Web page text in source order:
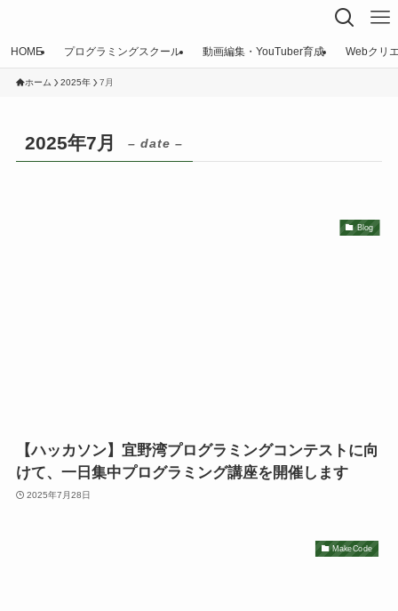
HOME プログラミングスクール 動画編集・YouTuber育成 Webクリ
ホーム 2025年 7月
2025年7月 – date –
Blog
【ハッカソン】宜野湾プログラミングコンテストに向
けて、一日集中プログラミング講座を開催します
2025年7月28日
MakeCode